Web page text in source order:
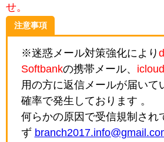
せ。
注意事項
※迷惑メール対策強化により
Softbankの携帯メール、
用の方に返信メールが届いて
確率で発生しております 。
何らかの原因で受信規制され
ず